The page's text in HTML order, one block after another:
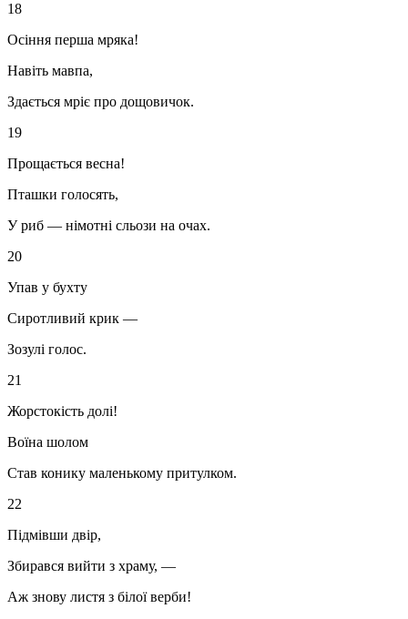
18
Осіння перша мряка!
Навіть мавпа,
Здається мріє про дощовичок.
19
Прощається весна!
Пташки голосять,
У риб — німотні сльози на очах.
20
Упав у бухту
Сиротливий крик —
Зозулі голос.
21
Жорстокість долі!
Воїна шолом
Став конику маленькому притулком.
22
Підмівши двір,
Збирався вийти з храму, —
Аж знову листя з білої верби!